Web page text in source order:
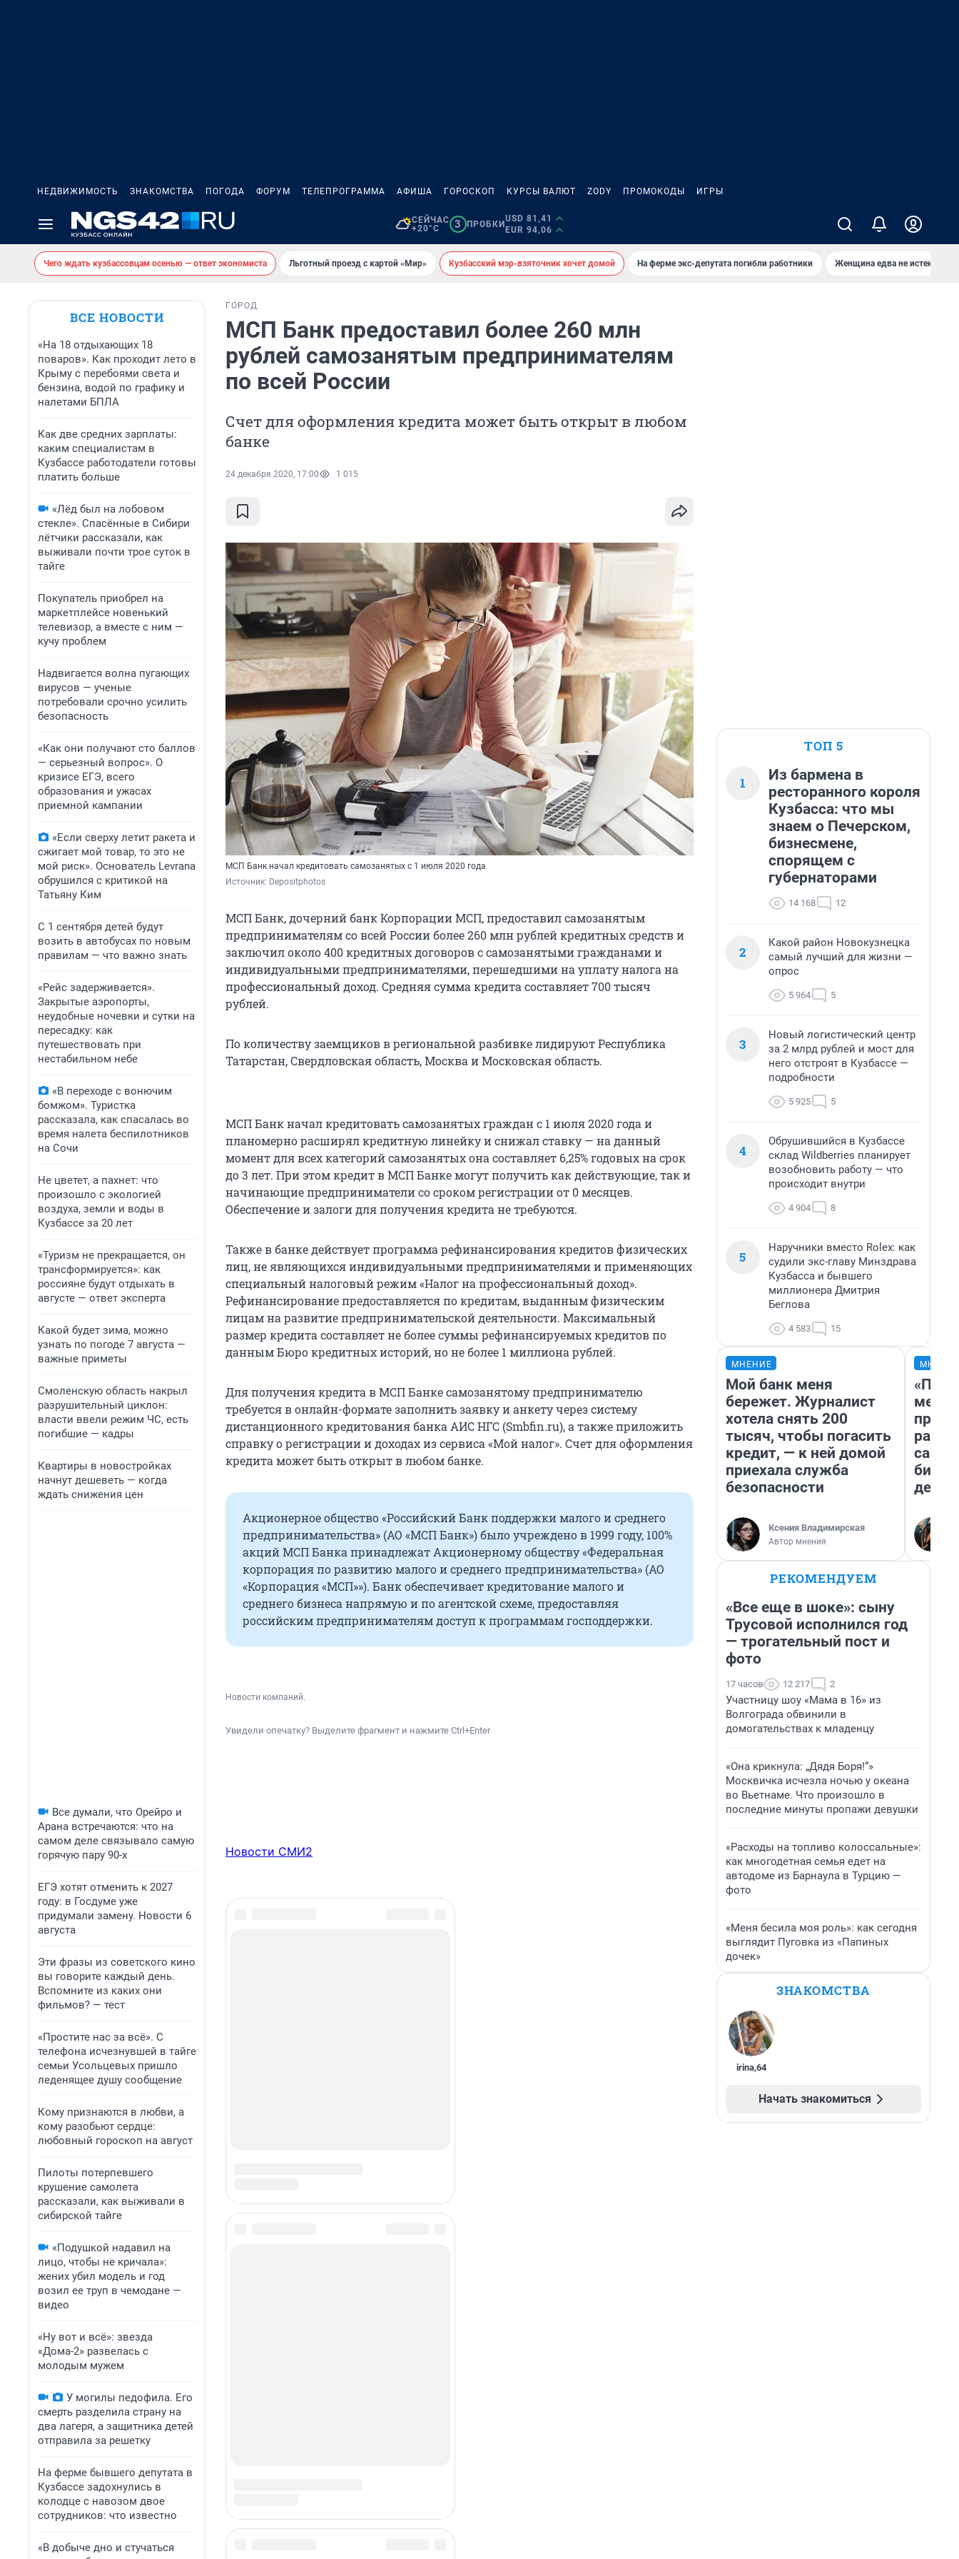
НЕДВИЖИМОСТЬ ЗНАКОМСТВА ПОГОДА ФОРУМ ТЕЛЕПРОГРАММА АФИША ГОРОСКОП КУРСЫ ВАЛЮТ ZODY ПРОМОКОДЫ ИГРЫ
СЕЙЧАС
+20°C
3 ПРОБКИ
USD 81,41
EUR 94,06
Чего ждать кузбассовцам осенью — ответ экономиста Льготный проезд с картой «Мир» Кузбасский мэр-взяточник хочет домой На ферме экс-депутата погибли работники Женщина едва не истекла
ВСЕ НОВОСТИ
«На 18 отдыхающих 18
поваров». Как проходит лето в
Крыму с перебоями света и
бензина, водой по графику и
налетами БПЛА
Как две средних зарплаты:
каким специалистам в
Кузбассе работодатели готовы
платить больше
«Лёд был на лобовом
стекле». Спасённые в Сибири
лётчики рассказали, как
выживали почти трое суток в
тайге
Покупатель приобрел на
маркетплейсе новенький
телевизор, а вместе с ним —
кучу проблем
Надвигается волна пугающих
вирусов — ученые
потребовали срочно усилить
безопасность
«Как они получают сто баллов
— серьезный вопрос». О
кризисе ЕГЭ, всего
образования и ужасах
приемной кампании
«Если сверху летит ракета и
сжигает мой товар, то это не
мой риск». Основатель Levrana
обрушился с критикой на
Татьяну Ким
С 1 сентября детей будут
возить в автобусах по новым
правилам — что важно знать
«Рейс задерживается».
Закрытые аэропорты,
неудобные ночевки и сутки на
пересадку: как
путешествовать при
нестабильном небе
«В переходе с вонючим
бомжом». Туристка
рассказала, как спасалась во
время налета беспилотников
на Сочи
Не цветет, а пахнет: что
произошло с экологией
воздуха, земли и воды в
Кузбассе за 20 лет
«Туризм не прекращается, он
трансформируется»: как
россияне будут отдыхать в
августе — ответ эксперта
Какой будет зима, можно
узнать по погоде 7 августа —
важные приметы
Смоленскую область накрыл
разрушительный циклон:
власти ввели режим ЧС, есть
погибшие — кадры
Квартиры в новостройках
начнут дешеветь — когда
ждать снижения цен
Все думали, что Орейро и
Арана встречаются: что на
самом деле связывало самую
горячую пару 90-х
ЕГЭ хотят отменить к 2027
году: в Госдуме уже
придумали замену. Новости 6
августа
Эти фразы из советского кино
вы говорите каждый день.
Вспомните из каких они
фильмов? — тест
«Простите нас за всё». С
телефона исчезнувшей в тайге
семьи Усольцевых пришло
леденящее душу сообщение
Кому признаются в любви, а
кому разобьют сердце:
любовный гороскоп на август
Пилоты потерпевшего
крушение самолета
рассказали, как выживали в
сибирской тайге
«Подушкой надавил на
лицо, чтобы не кричала»:
жених убил модель и год
возил ее труп в чемодане —
видео
«Ну вот и всё»: звезда
«Дома-2» развелась с
молодым мужем
У могилы педофила. Его
смерть разделила страну на
два лагеря, а защитника детей
отправила за решетку
На ферме бывшего депутата в
Кузбассе задохнулись в
колодце с навозом двое
сотрудников: что известно
«В добыче дно и стучаться
ГОРОД
МСП Банк предоставил более 260 млн
рублей самозанятым предпринимателям
по всей России
Счет для оформления кредита может быть открыт в любом
банке
24 декабря 2020, 17:00 1 015
МСП Банк начал кредитовать самозанятых с 1 июля 2020 года
Источник: Depositphotos
МСП Банк, дочерний банк Корпорации МСП, предоставил самозанятым
предпринимателям со всей России более 260 млн рублей кредитных средств и
заключил около 400 кредитных договоров с самозанятыми гражданами и
индивидуальными предпринимателями, перешедшими на уплату налога на
профессиональный доход. Средняя сумма кредита составляет 700 тысяч
рублей.
По количеству заемщиков в региональной разбивке лидируют Республика
Татарстан, Свердловская область, Москва и Московская область.
МСП Банк начал кредитовать самозанятых граждан с 1 июля 2020 года и
планомерно расширял кредитную линейку и снижал ставку — на данный
момент для всех категорий самозанятых она составляет 6,25% годовых на срок
до 3 лет. При этом кредит в МСП Банке могут получить как действующие, так и
начинающие предприниматели со сроком регистрации от 0 месяцев.
Обеспечение и залоги для получения кредита не требуются.
Также в банке действует программа рефинансирования кредитов физических
лиц, не являющихся индивидуальными предпринимателями и применяющих
специальный налоговый режим «Налог на профессиональный доход».
Рефинансирование предоставляется по кредитам, выданным физическим
лицам на развитие предпринимательской деятельности. Максимальный
размер кредита составляет не более суммы рефинансируемых кредитов по
данным Бюро кредитных историй, но не более 1 миллиона рублей.
Для получения кредита в МСП Банке самозанятому предпринимателю
требуется в онлайн-формате заполнить заявку и анкету через систему
дистанционного кредитования банка АИС НГС (Smbfin.ru), а также приложить
справку о регистрации и доходах из сервиса «Мой налог». Счет для оформления
кредита может быть открыт в любом банке.
Акционерное общество «Российский Банк поддержки малого и среднего
предпринимательства» (АО «МСП Банк») было учреждено в 1999 году, 100%
акций МСП Банка принадлежат Акционерному обществу «Федеральная
корпорация по развитию малого и среднего предпринимательства» (АО
«Корпорация «МСП»»). Банк обеспечивает кредитование малого и
среднего бизнеса напрямую и по агентской схеме, предоставляя
российским предпринимателям доступ к программам господдержки.
Новости компаний.
Увидели опечатку? Выделите фрагмент и нажмите Ctrl+Enter
Новости СМИ2
ТОП 5
1
Из бармена в
ресторанного короля
Кузбасса: что мы
знаем о Печерском,
бизнесмене,
спорящем с
губернаторами
14 168 12
2
Какой район Новокузнецка
самый лучший для жизни —
опрос
5 964 5
3
Новый логистический центр
за 2 млрд рублей и мост для
него отстроят в Кузбассе —
подробности
5 925 5
4
Обрушившийся в Кузбассе
склад Wildberries планирует
возобновить работу — что
происходит внутри
4 904 8
5
Наручники вместо Rolex: как
судили экс-главу Минздрава
Кузбасса и бывшего
миллионера Дмитрия
Беглова
4 583 15
МНЕНИЕ
Мой банк меня
бережет. Журналист
хотела снять 200
тысяч, чтобы погасить
кредит, — к ней домой
приехала служба
безопасности
Ксения Владимирская
Автор мнения
РЕКОМЕНДУЕМ
«Все еще в шоке»: сыну
Трусовой исполнился год
— трогательный пост и
фото
17 часов 12 217 2
Участницу шоу «Мама в 16» из
Волгограда обвинили в
домогательствах к младенцу
«Она крикнула: „Дядя Боря!“»
Москвичка исчезла ночью у океана
во Вьетнаме. Что произошло в
последние минуты пропажи девушки
«Расходы на топливо колоссальные»:
как многодетная семья едет на
автодоме из Барнаула в Турцию —
фото
«Меня бесила моя роль»: как сегодня
выглядит Пуговка из «Папиных
дочек»
ЗНАКОМСТВА
irina,64
Начать знакомиться